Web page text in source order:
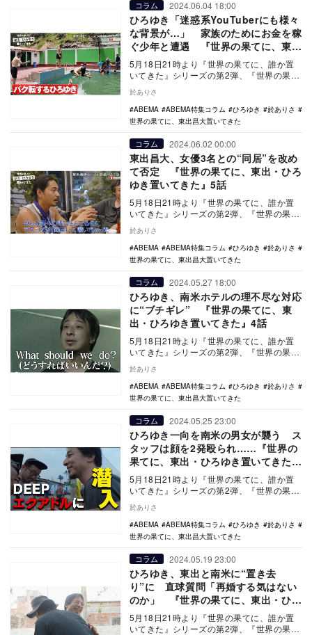
コラム 2024.06.04 18:00
ひろゆき「迷惑系YouTuberにも様々
な背景が…」 家族のためにお金を稼
ぐ少年と遭遇 『世界の果てに、東
出・ひろゆき置いてきた』6話
5月18日21時より『世界の果てに、誰か置
いてきた』シリーズの第2弾、『世界の果て
トした。…
於ありさ
ABEMA
ABEMA特集コラム ひろゆき
於ありさ
世界の果てに、東出昌大置いてきた
コラム 2024.06.02 00:00
東出昌大、女優3名との“同居”を改め
て否定 『世界の果てに、東出・ひろ
ゆき置いてきた』5話
5月18日21時より『世界の果てに、誰か置
いてきた』シリーズの第2弾、『世界の果て
トした。…
於ありさ
ABEMA
ABEMA特集コラム ひろゆき
於ありさ
世界の果てに、東出昌大置いてきた
コラム 2024.05.27 18:00
ひろゆき、南米ホテルの理不尽な対応
に“ブチギレ” 『世界の果てに、東
出・ひろゆき置いてきた』4話
5月18日21時より『世界の果てに、誰か置
いてきた』シリーズの第2弾、『世界の果て
トした。…
於ありさ
ABEMA
ABEMA特集コラム ひろゆき
於ありさ
世界の果てに、東出昌大置いてきた
コラム 2024.05.25 23:00
ひろゆき一向を南米の男女が襲う ス
タッフは顔を2発殴られ……『世界の
果てに、東出・ひろゆき置いてきた』
3話
5月18日21時より『世界の果てに、誰か置
いてきた』シリーズの第2弾、『世界の果て
トした。…
於ありさ
ABEMA
ABEMA特集コラム ひろゆき
於ありさ
世界の果てに、東出昌大置いてきた
コラム 2024.05.19 23:00
ひろゆき、東出と南米に“置き去
り”に 直球質問「再婚する気はない
のか」 『世界の果てに、東出・ひろ
ゆき置いてきた』2話
5月18日21時より『世界の果てに、誰か置
いてきた』シリーズの第2弾、『世界の果て